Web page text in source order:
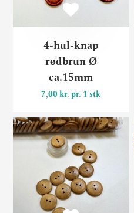
4-hul-knap
rødbrun Ø
ca.15mm
7,00 kr. pr. 1 stk